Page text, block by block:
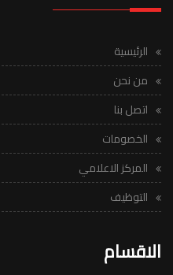
الرئيسية
من نحن
اتصل بنا
الخصومات
المركز الاعلامي
التوظيف
الاقسام